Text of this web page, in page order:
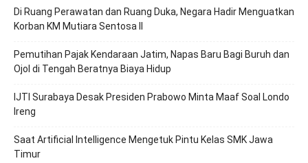
Di Ruang Perawatan dan Ruang Duka, Negara Hadir Menguatkan
Korban KM Mutiara Sentosa II
Pemutihan Pajak Kendaraan Jatim, Napas Baru Bagi Buruh dan
Ojol di Tengah Beratnya Biaya Hidup
IJTI Surabaya Desak Presiden Prabowo Minta Maaf Soal Londo
Ireng
Saat Artificial Intelligence Mengetuk Pintu Kelas SMK Jawa
Timur